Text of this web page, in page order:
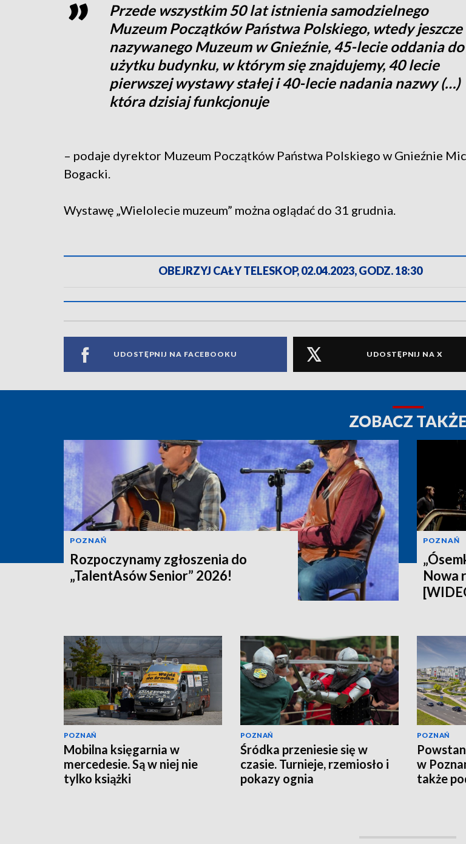
Przede wszystkim 50 lat istnienia samodzielnego
Muzeum Początków Państwa Polskiego, wtedy jeszcze
nazywanego Muzeum w Gnieźnie, 45-lecie oddania do
użytku budynku, w którym się znajdujemy, 40 lecie
pierwszej wystawy stałej i 40-lecie nadania nazwy (…)
która dzisiaj funkcjonuje
– podaje dyrektor Muzeum Początków Państwa Polskiego w Gnieźnie
Bogacki.
Wystawę „Wielolecie muzeum” można oglądać do 31 grudnia.
OBEJRZYJ CAŁY TELESKOP, 02.04.2023, GODZ. 18:30
UDOSTĘPNIJ NA FACEBOOKU UDOSTĘPNIJ NA X
ZOBACZ TAKŻE
POZNAŃ
Rozpoczynamy zgłoszenia do
„TalentAsów Senior” 2026!
POZNAŃ
Nowa
POZNAŃ
Mobilna księgarnia w
mercedesie. Są w niej nie
tylko książki
POZNAŃ
Śródka przeniesie się w
czasie. Turnieje, rzemiosło i
pokazy ognia
POZNAŃ
w
także